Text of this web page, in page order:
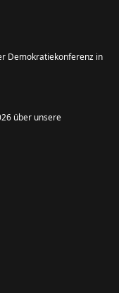
Demokratiekonferenz in
über unsere